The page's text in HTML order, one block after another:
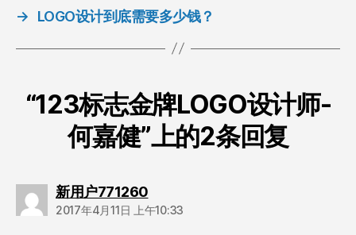
→
LOGO设计到底需要多少钱？
“123标志金牌LOGO设计师-
何嘉健”上的2条回复
新用户771260说：
2017年4月11日 上午10:33